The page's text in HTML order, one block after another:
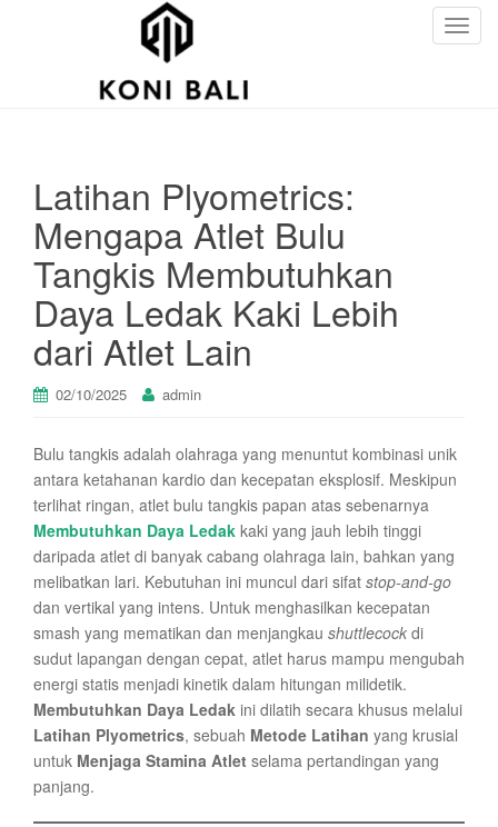
T
Latihan Plyometrics:
Mengapa Atlet Bulu
Tangkis Membutuhkan
Daya Ledak Kaki Lebih
dari Atlet Lain
02/10/2025 admin
Bulu tangkis adalah olahraga yang menuntut kombinasi unik
antara ketahanan kardio dan kecepatan eksplosif. Meskipun
terlihat ringan, atlet bulu tangkis papan atas sebenarnya
Membutuhkan Daya Ledak kaki yang jauh lebih tinggi
daripada atlet di banyak cabang olahraga lain, bahkan yang
melibatkan lari. Kebutuhan ini muncul dari sifat stop-and-go
dan vertikal yang intens. Untuk menghasilkan kecepatan
smash yang mematikan dan menjangkau shuttlecock di
sudut lapangan dengan cepat, atlet harus mampu mengubah
energi statis menjadi kinetik dalam hitungan milidetik.
Membutuhkan Daya Ledak ini dilatih secara khusus melalui
Latihan Plyometrics, sebuah Metode Latihan yang krusial
untuk Menjaga Stamina Atlet selama pertandingan yang
panjang.